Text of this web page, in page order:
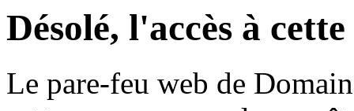
Désolé, l'accès à
Le pare-feu web de